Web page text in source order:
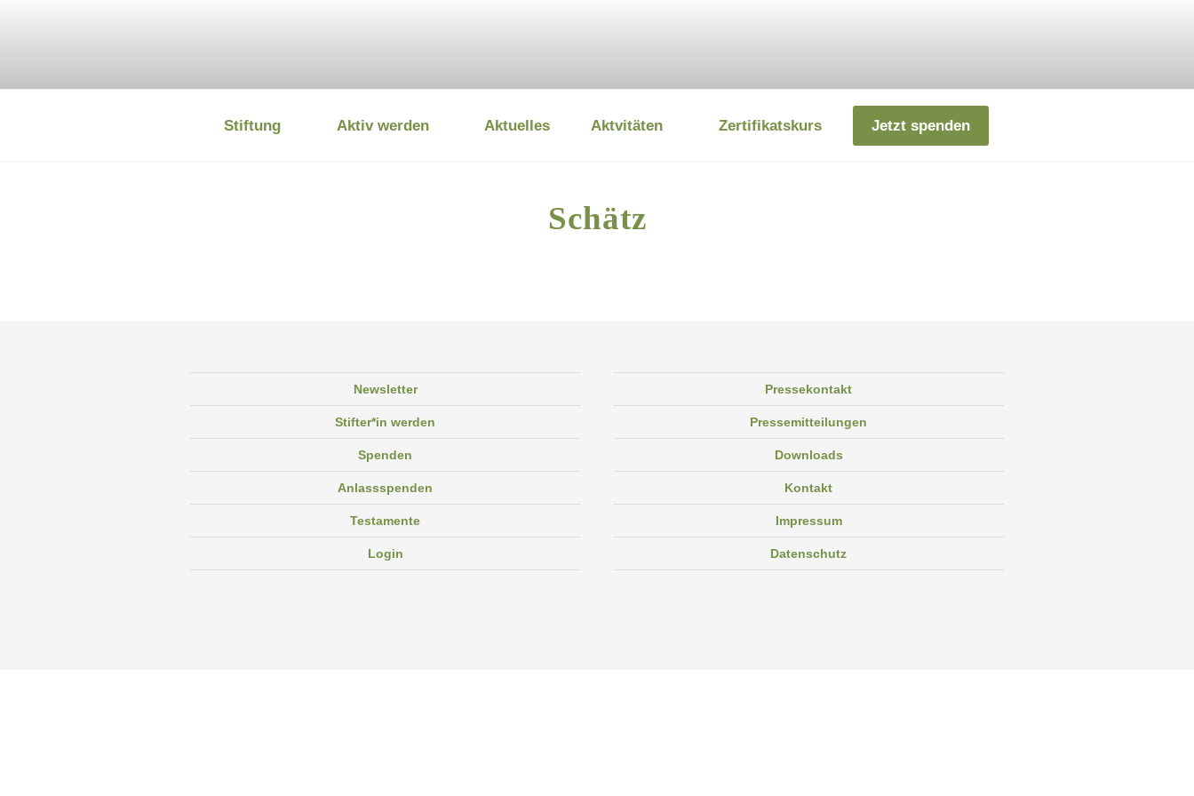
DEUTSCHE UMWELTSTIFTUNG
Stiftung Aktiv werden Aktuelles Aktvitäten Zertifikatskurs Jetzt spenden
Schätz
Newsletter
Stifter*in werden
Spenden
Anlassspenden
Testamente
Login
Pressekontakt
Pressemitteilungen
Downloads
Kontakt
Impressum
Datenschutz